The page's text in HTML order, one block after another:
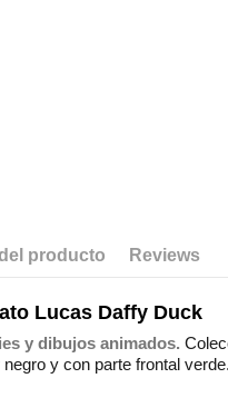
producto Reviews
Lucas Daffy Duck
y dibujos animados.
y con parte frontal